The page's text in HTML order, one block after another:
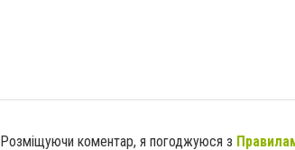
Розміщуючи коментар, я погоджуюся з